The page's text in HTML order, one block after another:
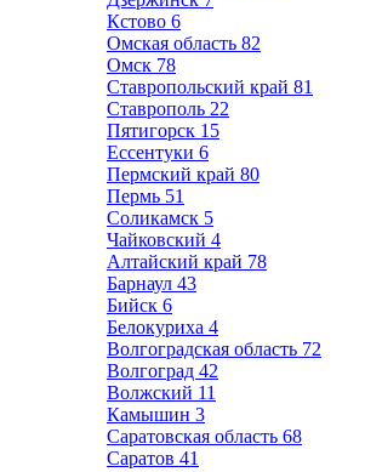
Кстово 6
Омская область 82
Омск 78
Ставропольский край 81
Ставрополь 22
Пятигорск 15
Ессентуки 6
Пермский край 80
Пермь 51
Соликамск 5
Чайковский 4
Алтайский край 78
Барнаул 43
Бийск 6
Белокуриха 4
Волгоградская область 72
Волгоград 42
Волжский 11
Камышин 3
Саратовская область 68
Саратов 41